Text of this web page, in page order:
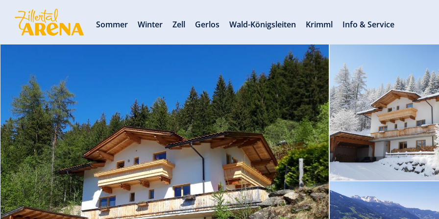
Sommer Winter Zell Gerlos Wald-Königsleiten Krimml Info & Service